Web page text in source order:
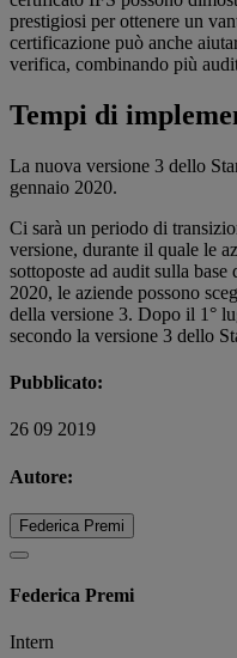
prestigiosi per ottenere un
certificazione può anche
verifica, combinando più
Tempi di
La nuova versione 3 dello
gennaio 2020.
Ci sarà un periodo di
versione, durante il quale le
sottoposte ad audit sulla
2020, le aziende possono
della versione 3. Dopo il 1°
secondo la versione 3 dello
Pubblicato:
26 09 2019
Autore:
Federica Premi
Federica Premi
Intern